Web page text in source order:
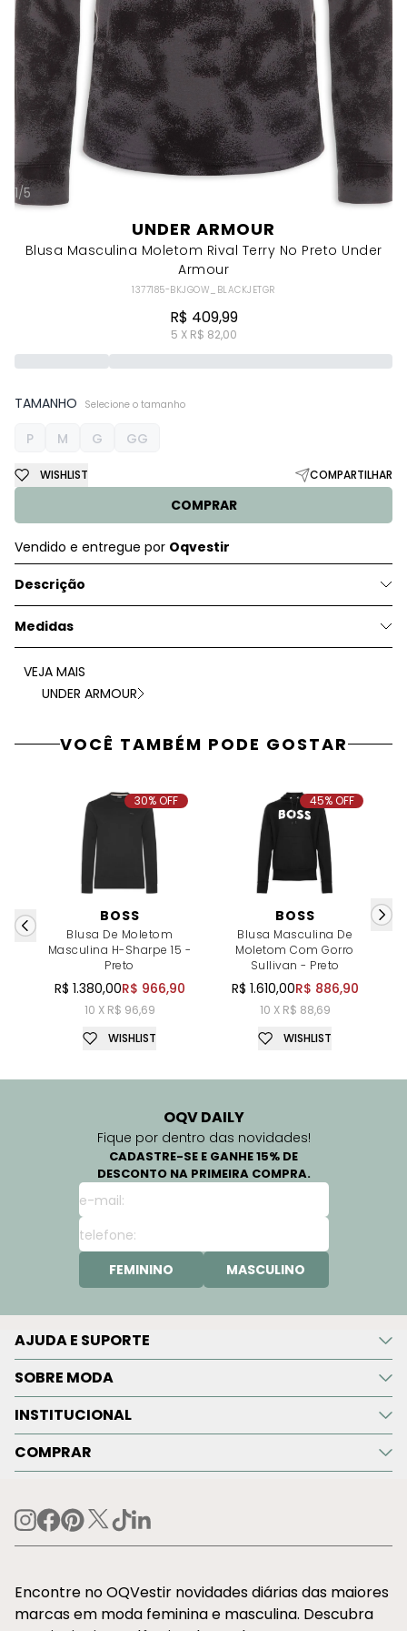
1/5
UNDER ARMOUR
Blusa Masculina Moletom Rival Terry No Preto Under
Armour
1377185-BKJGOW_BLACKJETGR
R$ 409,99
5 X R$ 82,00
TAMANHO Selecione o tamanho
P M G GG
COMPRAR
WISHLIST COMPARTILHAR
Vendido e entregue por Oqvestir
Descrição
Medidas
VEJA MAIS
UNDER ARMOUR
VOCÊ TAMBÉM PODE GOSTAR
BOSS
Blusa De Moletom
Masculina H-Sharpe 15 -
Preto
R$ 1.380,00R$ 966,90
10 X R$ 96,69
30% OFF
WISHLIST
BOSS
Blusa Masculina De
Moletom Com Gorro
Sullivan - Preto
R$ 1.610,00R$ 886,90
10 X R$ 88,69
45% OFF
WISHLIST
OQV DAILY
Fique por dentro das novidades!
CADASTRE-SE E GANHE 15% DE
DESCONTO NA PRIMEIRA COMPRA.
FEMININO MASCULINO
AJUDA E SUPORTE
SOBRE MODA
INSTITUCIONAL
COMPRAR
Encontre no OQVestir novidades diárias das maiores
marcas em moda feminina e masculina. Descubra